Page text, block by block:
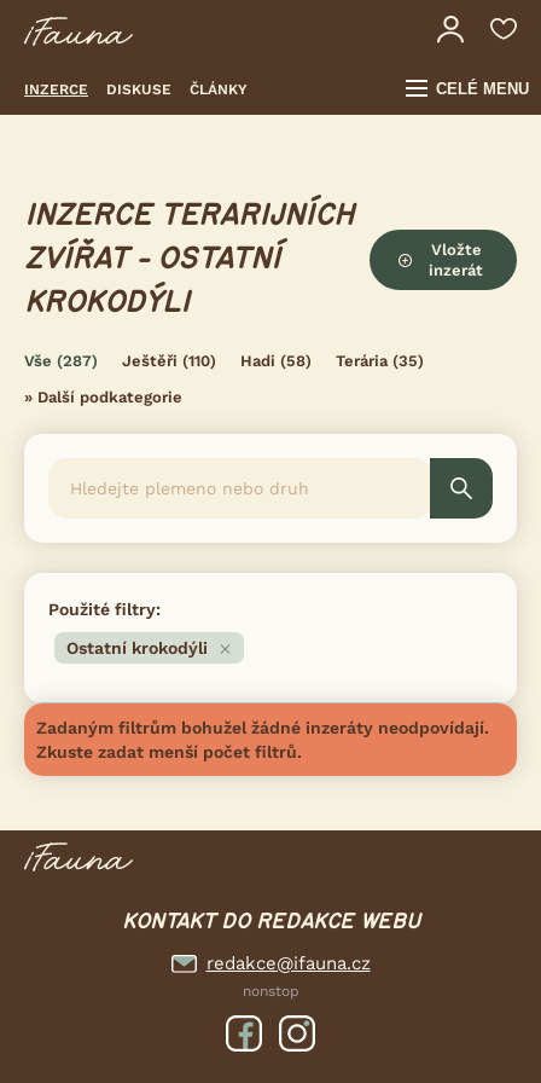
INZERCE DISKUSE ČLÁNKY CELÉ MENU
INZERCE TERARIJNÍCH
ZVÍŘAT - OSTATNÍ
KROKODÝLI
Vložte
inzerát
Vše (287) Ještěři (110) Hadi (58) Terária(35)
» Další podkategorie
Použité filtry:
Ostatní krokodýli
Zadaným filtrům bohužel žádné inzeráty neodpovídají.
Zkuste zadat menší počet filtrů.
KONTAKT DO REDAKCE WEBU
redakce@ifauna.cz
nonstop